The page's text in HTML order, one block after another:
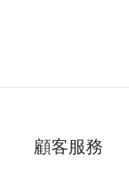
顧客服務